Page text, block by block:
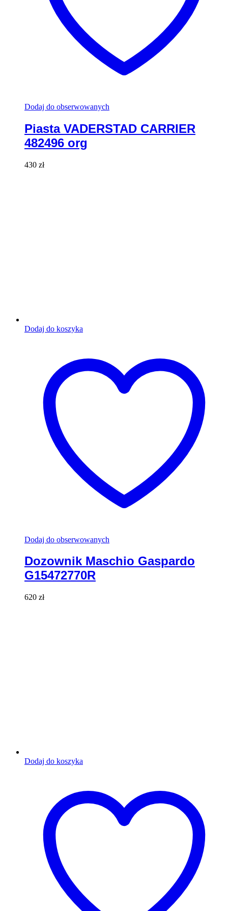
Dodaj do obserwowanych
Piasta VADERSTAD CARRIER
482496 org
430 zł
Dodaj do koszyka
Dodaj do obserwowanych
Dozownik Maschio Gaspardo
G15472770R
620 zł
Dodaj do koszyka